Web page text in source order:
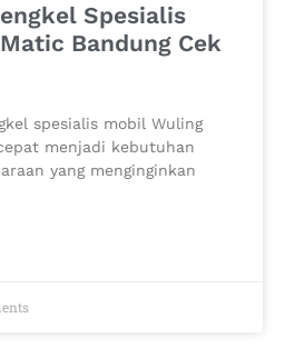
Spesialis
Bandung Cek
spesialis mobil Wuling
menjadi kebutuhan
yang menginginkan